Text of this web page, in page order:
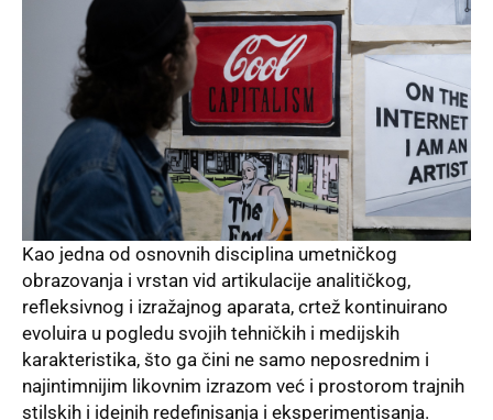
Kao jedna od osnovnih disciplina umetničkog
obrazovanja i vrstan vid artikulacije analitičkog,
refleksivnog i izražajnog aparata, crtež kontinuirano
evoluira u pogledu svojih tehničkih i medijskih
karakteristika, što ga čini ne samo neposrednim i
najintimnijim likovnim izrazom već i prostorom trajnih
stilskih i idejnih redefinisanja i eksperimentisanja.